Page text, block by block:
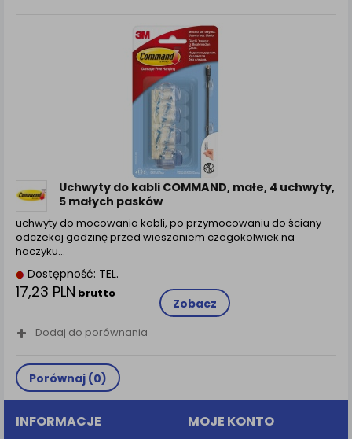
Uchwyty do kabli COMMAND, małe, 4 uchwyty,
5 małych pasków
uchwyty do mocowania kabli, po przymocowaniu do ściany
odczekaj godzinę przed wieszaniem czegokolwiek na
haczyku…
Dostępność: TEL.
17,23 PLN brutto
Zobacz
Dodaj do porównania
Porównaj (0)
INFORMACJE MOJE KONTO